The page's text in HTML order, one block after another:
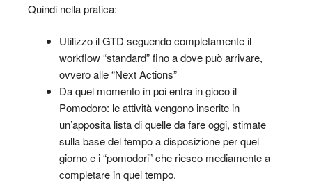
Quindi nella pratica:
Utilizzo il GTD seguendo completamente il
workflow “standard” fino a dove può arrivare,
ovvero alle “Next Actions”
Da quel momento in poi entra in gioco il
Pomodoro: le attività vengono inserite in
un’apposita lista di quelle da fare oggi, stimate
sulla base del tempo a disposizione per quel
giorno e i “pomodori” che riesco mediamente a
completare in quel tempo.